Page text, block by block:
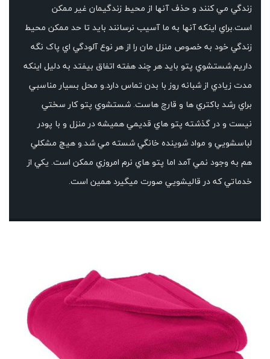
زندگي مي کنند و حذف آنها از محيط زندگيمان غير ممکن
است.براي اينکه آنها به ما آسيب نرسانند بايد تا حد ممکن محيط
زندگي خود به خصوص منزل مان را از هر نوع آلودگي اي پاک نگه
داريم.شستشوي پتو بايد هر چند هفته اتفاق بيفتد به دليل اينکه
مدت زيادي از شبانه روز با بدن تماس دارد.و محل بسيار مناسبي
براي رشد باکتري ها و قارچ هاست. شستشوي پتو کار سختي
نيست و در گذشته پتو هاي قديمي هميشه در منزل و با پودر
لباسشويي و مواد شوينده خانگي شسته مي شد.و هيچ مشکلي
هم به وجود نمي آمد اما پتو هاي نرم امروزي ممکن است. يکي از
خدماتي که در قاليشويي صورت ميگيرد همين است.